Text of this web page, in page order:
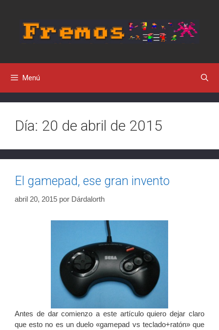
contenido
Menú
Día: 20 de abril de 2015
El gamepad, ese gran invento
abril 20, 2015 por Dárdalorth
Antes de dar comienzo a este artículo quiero dejar claro
que esto no es un duelo «gamepad vs teclado+ratón» que